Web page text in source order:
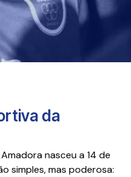
da
nasceu a 14 de
simples, mas poderosa: